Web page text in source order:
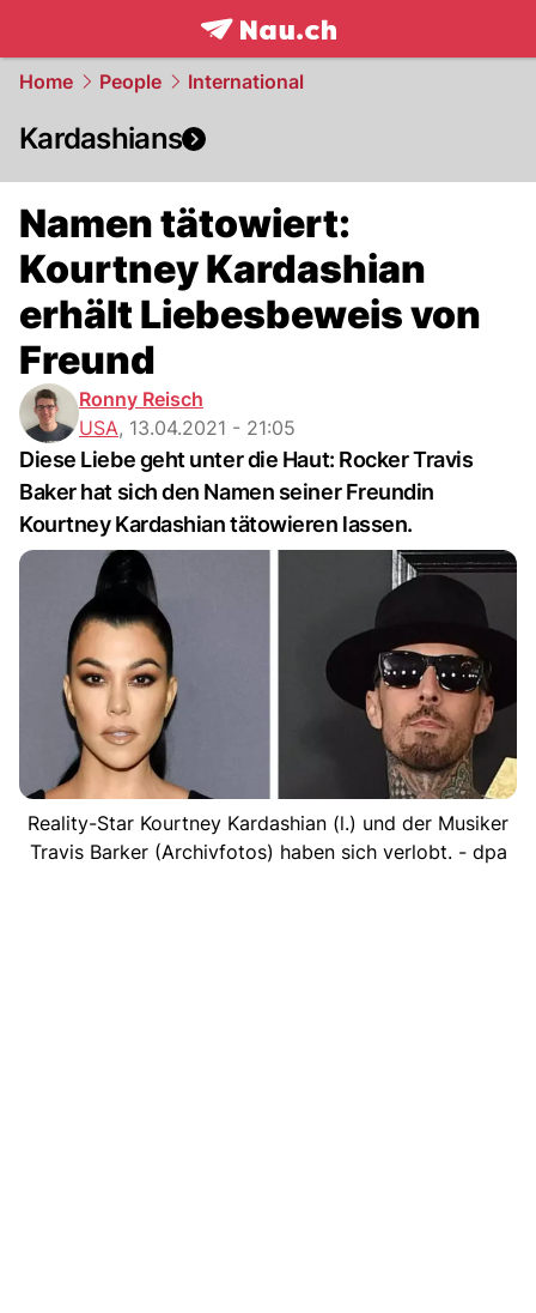
frontpage.NAU.ch
Home People International
Kardashians
Namen tätowiert:
Kourtney Kardashian
erhält Liebesbeweis von
Freund
Ronny Reisch
USA, 13.04.2021 - 21:05
Diese Liebe geht unter die Haut: Rocker Travis
Baker hat sich den Namen seiner Freundin
Kourtney Kardashian tätowieren lassen.
Reality-Star Kourtney Kardashian (l.) und der Musiker
Travis Barker (Archivfotos) haben sich verlobt. - dpa